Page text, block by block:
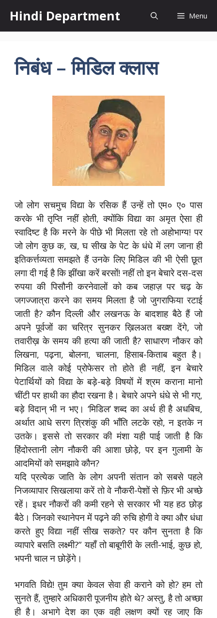
content
Hindi Department Menu
निबंध – मिडिल क्लास
जो लोग सचमुच विद्या के रसिक हैं उन्हें तो एम० ए० पास
करके भी तृप्ति नहीं होती, क्योंकि विद्या का अमृत ऐसा ही
स्वादिष्ट है कि मरने के पीछे भी मिलता रहे तो अहोभाग्य! पर
जो लोग कुछ क, ख, घ सीख के पेट के धंधे में लग जाना ही
इतिकर्त्तव्यता समझते हैं उनके लिए मिडिल की भी ऐसी छूत
लगा दी गई है कि झींखा करें बरसों! नहीं तो इन बेचारे दस-दस
रुपया की पिसौनी करनेवालों को कब जहाज़ पर चढ़ के
जगज्जात्रा करने का समय मिलता है जो जुगराफिया रटाई
जाती है? कौन दिल्ली और लखनऊ के बादशाह बैठे हैं जो
अपने पूर्वजों का चरित्र सुनकर ख़िलअत बख्श देंगे, जो
तवारीख़ के समय की हत्या की जाती है? साधारण नौकर को
लिखना, पढ़ना, बोलना, चालना, हिसाब-किताब बहुत है।
मिडिल वाले कोई प्रोफेसर तो होते ही नहीं, इन बेचारे
पेटार्थियों को विद्या के बड़े-बड़े विषयों में श्रम कराना मानो
चींटी पर हाथी का हौदा रखना है। बेचारे अपने धंधे से भी गए,
बड़े विदान् भी न भए। ‘मिडिल’ शब्द का अर्थ ही है अधबिच,
अर्थात आधे सरग त्रिशंकु की भाँति लटके रहो, न इतके न
उतके। इससे तो सरकार की मंशा यही पाई जाती है कि
हिंदोस्तानी लोग नौकरी की आशा छोड़े, पर इन गुलामी के
आदमियों को समझावे कौन?
यदि प्रत्येक जाति के लोग अपनी संतान को सबसे पहले
निजव्यापार सिखलाया करें तो वे नौकरी-पेशों से फ़िर भी अच्छे
रहें। इधर नौकरों की कमी रहने से सरकार भी यह हठ छोड़
बैठे। जिनको स्थानेपन में पढ़ने की रुचि होगी वे क्या और धंधा
करते हुए विद्या नहीं सीख सकते? पर कौन सुनता है कि
व्यापारे बसति लक्ष्मी?” यहाँ तो बाबूगीरी के लती-भाई, कुछ हो,
भपनी चाल न छोड़ेंगे।
भगवति विद्ये! तुम क्या केवल सेवा ही कराने को हो? हम तो
सुनते हैं, तुम्हारे अधिकारी पूजनीय होते थे? अस्तु, है तो अच्छा
ही है। अभागे देश का एक वही लक्षण क्यों रह जाए कि